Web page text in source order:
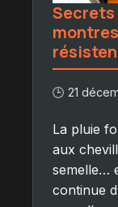
Secrets
🕒 21
La pluie
aux
semelle…
continue